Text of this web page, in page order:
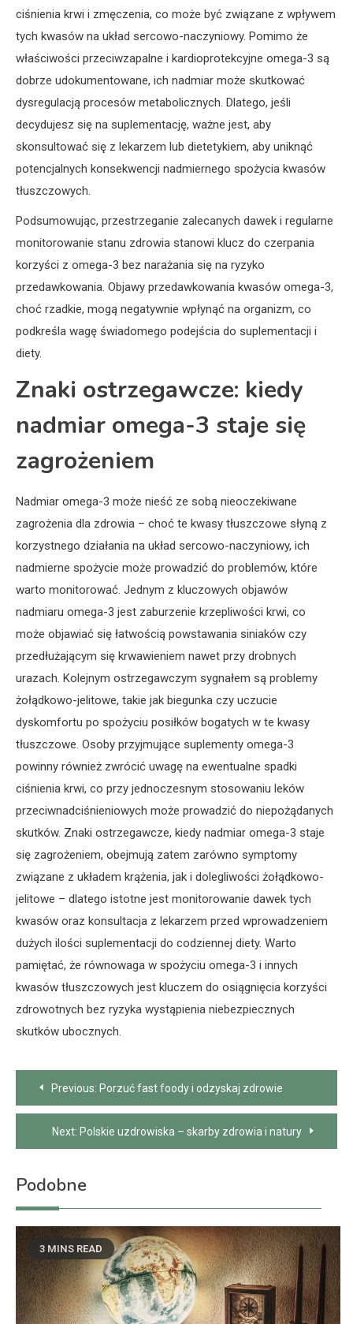
ciśnienia krwi i zmęczenia, co może być związane z wpływem
tych kwasów na układ sercowo-naczyniowy. Pomimo że
właściwości przeciwzapalne i kardioprotekcyjne omega-3 są
dobrze udokumentowane, ich nadmiar może skutkować
dysregulacją procesów metabolicznych. Dlatego, jeśli
decydujesz się na suplementację, ważne jest, aby
skonsultować się z lekarzem lub dietetykiem, aby uniknąć
potencjalnych konsekwencji nadmiernego spożycia kwasów
tłuszczowych.
Podsumowując, przestrzeganie zalecanych dawek i regularne
monitorowanie stanu zdrowia stanowi klucz do czerpania
korzyści z omega-3 bez narażania się na ryzyko
przedawkowania. Objawy przedawkowania kwasów omega-3,
choć rzadkie, mogą negatywnie wpłynąć na organizm, co
podkreśla wagę świadomego podejścia do suplementacji i
diety.
Znaki ostrzegawcze: kiedy
nadmiar omega-3 staje się
zagrożeniem
Nadmiar omega-3 może nieść ze sobą nieoczekiwane
zagrożenia dla zdrowia – choć te kwasy tłuszczowe słyną z
korzystnego działania na układ sercowo-naczyniowy, ich
nadmierne spożycie może prowadzić do problemów, które
warto monitorować. Jednym z kluczowych objawów
nadmiaru omega-3 jest zaburzenie krzepliwości krwi, co
może objawiać się łatwością powstawania siniaków czy
przedłużającym się krwawieniem nawet przy drobnych
urazach. Kolejnym ostrzegawczym sygnałem są problemy
żołądkowo-jelitowe, takie jak biegunka czy uczucie
dyskomfortu po spożyciu posiłków bogatych w te kwasy
tłuszczowe. Osoby przyjmujące suplementy omega-3
powinny również zwrócić uwagę na ewentualne spadki
ciśnienia krwi, co przy jednoczesnym stosowaniu leków
przeciwnadciśnieniowych może prowadzić do niepożądanych
skutków. Znaki ostrzegawcze, kiedy nadmiar omega-3 staje
się zagrożeniem, obejmują zatem zarówno symptomy
związane z układem krążenia, jak i dolegliwości żołądkowo-
jelitowe – dlatego istotne jest monitorowanie dawek tych
kwasów oraz konsultacja z lekarzem przed wprowadzeniem
dużych ilości suplementacji do codziennej diety. Warto
pamiętać, że równowaga w spożyciu omega-3 i innych
kwasów tłuszczowych jest kluczem do osiągnięcia korzyści
zdrowotnych bez ryzyka wystąpienia niebezpiecznych
skutków ubocznych.
Nawigacja
wpisu
Previous: Porzuć fast foody i odzyskaj zdrowie
Next: Polskie uzdrowiska – skarby zdrowia i natury
Podobne
3 MINS READ